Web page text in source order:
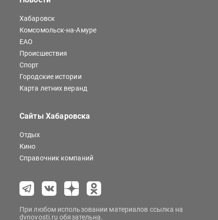
Хабаровск
Комсомольск-на-Амуре
ЕАО
Происшествия
Спорт
Городские истории
Карта летних веранд
Сайты Хабаровска
Отдых
Кино
Справочник компаний
При любом использовании материалов ссылка на
dvnovosti.ru обязательна.